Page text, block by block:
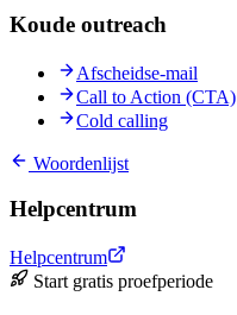
Koude outreach
Afscheidse-mail
Call to Action (CTA)
Cold calling
Woordenlijst
Helpcentrum
Helpcentrum
Start gratis proefperiode